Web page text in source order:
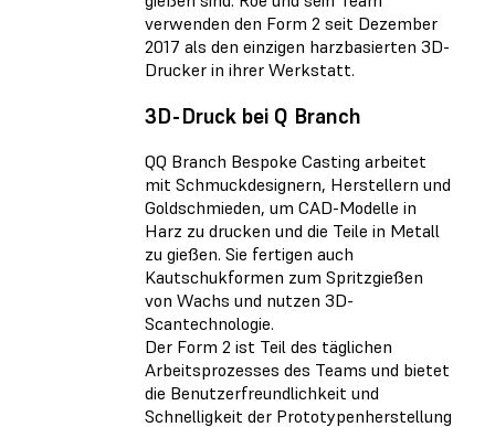
verwenden den Form 2 seit Dezember
2017 als den einzigen harzbasierten 3D-
Drucker in ihrer Werkstatt.
3D-Druck bei Q Branch
QQ Branch Bespoke Casting arbeitet
mit Schmuckdesignern, Herstellern und
Goldschmieden, um CAD-Modelle in
Harz zu drucken und die Teile in Metall
zu gießen. Sie fertigen auch
Kautschukformen zum Spritzgießen
von Wachs und nutzen 3D-
Scantechnologie.
Der Form 2 ist Teil des täglichen
Arbeitsprozesses des Teams und bietet
die Benutzerfreundlichkeit und
Schnelligkeit der Prototypenherstellung